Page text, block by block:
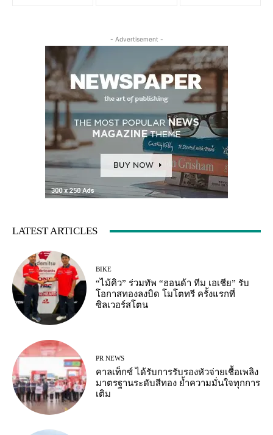
- Advertisement -
LATEST ARTICLES
BIKE
“ไม้คิว” ร่วมทัพ “ฮอนด้า ทีม เอเชีย” รับ
โอกาสทองลงบิด โมโตทรี ครั้งแรกที่
ซิลเวอร์สโตน
PR NEWS
คาลเท็กซ์ ได้รับการรับรองหัวจ่ายเชื้อเพลิง
มาตรฐานระดับสีทอง ย้ำความมั่นใจทุกการ
เติม